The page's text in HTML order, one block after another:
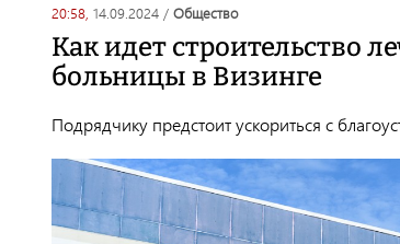
20:58, 14.09.2024 / общество
Как идет строительство
больницы в Визинге
Подрядчику предстоит ускориться с